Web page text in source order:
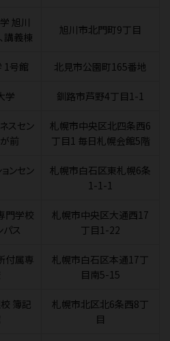
旭川
講義棟
旭川市北門町9丁目
1号館 北見市公園町165番地
学 釧路市芦野4丁目1-1
スセン
前
札幌市中央区北四条西6
丁目1 毎日札幌会館5階
ンセン
札幌市白石区東札幌6条
1-1-1
門学校
パス
札幌市中央区大通西17
丁目1-22
付属専
札幌市白石区本通17丁
目南5-15
簿記
札幌市北区北6条西8丁
目